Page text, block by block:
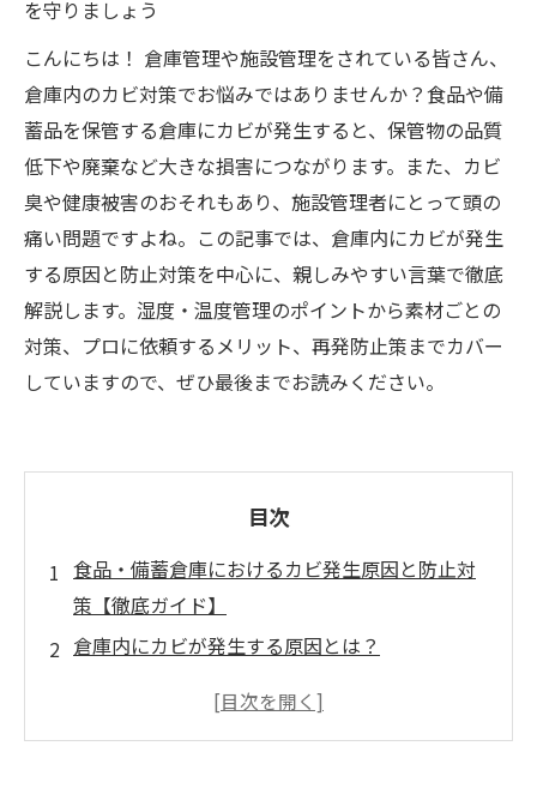
を守りましょう
こんにちは！ 倉庫管理や施設管理をされている皆さん、
倉庫内のカビ対策でお悩みではありませんか？食品や備
蓄品を保管する倉庫にカビが発生すると、保管物の品質
低下や廃棄など大きな損害につながります。また、カビ
臭や健康被害のおそれもあり、施設管理者にとって頭の
痛い問題ですよね。この記事では、倉庫内にカビが発生
する原因と防止対策を中心に、親しみやすい言葉で徹底
解説します。湿度・温度管理のポイントから素材ごとの
対策、プロに依頼するメリット、再発防止策までカバー
していますので、ぜひ最後までお読みください。
目次
食品・備蓄倉庫におけるカビ発生原因と防止対
策【徹底ガイド】
倉庫内にカビが発生する原因とは？
カビの影響を受けやすい保管品とその被害